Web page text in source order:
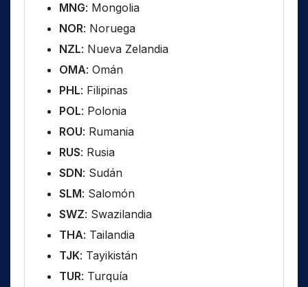
MNG: Mongolia
NOR: Noruega
NZL: Nueva Zelandia
OMA: Omán
PHL: Filipinas
POL: Polonia
ROU: Rumania
RUS: Rusia
SDN: Sudán
SLM: Salomón
SWZ: Swazilandia
THA: Tailandia
TJK: Tayikistán
TUR: Turquía